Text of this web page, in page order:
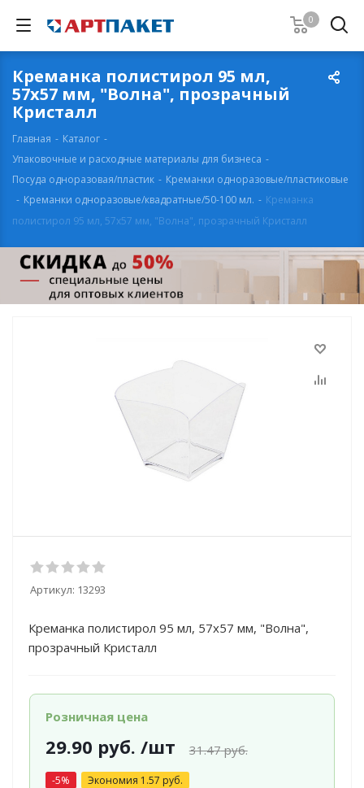
0
Креманка полистирол 95 мл,
57х57 мм, "Волна", прозрачный
Кристалл
Главная - Каталог -
Упаковочные и расходные материалы для бизнеса -
Посуда одноразовая/пластик - Креманки одноразовые/пластиковые
- Креманки одноразовые/квадратные/50-100 мл. - Креманка
полистирол 95 мл, 57х57 мм, "Волна", прозрачный Кристалл
Артикул: 13293
Креманка полистирол 95 мл, 57х57 мм, "Волна",
прозрачный Кристалл
Розничная цена
29.90 руб. /шт 31.47руб.
-5% Экономия 1.57 руб.